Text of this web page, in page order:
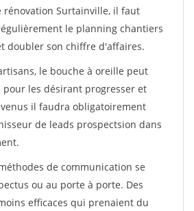
rénovation Surtainville, il faut
le planning chantiers
doubler son chiffre d'affaires.
le bouche à oreille peut
les désirant progresser et
il faudra obligatoirement
de leads prospectsion dans
de communication se
ou au porte à porte. Des
efficaces qui prenaient du